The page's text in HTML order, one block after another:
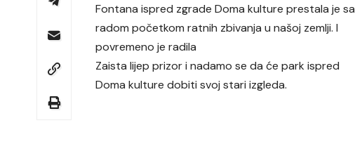
Fontana ispred zgrade Doma kulture prestala je sa
radom početkom ratnih zbivanja u našoj zemlji. I
povremeno je radila
Zaista lijep prizor i nadamo se da će park ispred
Doma kulture dobiti svoj stari izgleda.